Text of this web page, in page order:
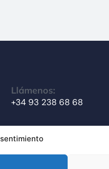
Llámenos:
+34 93 238 68 68
info@techsolids.com